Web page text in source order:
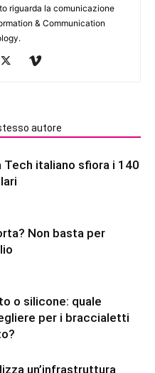
riguarda la comunicazione
& Communication
autore
Tech italiano sfiora i 140
Non basta per
o silicone: quale
per i braccialetti
un’infrastruttura